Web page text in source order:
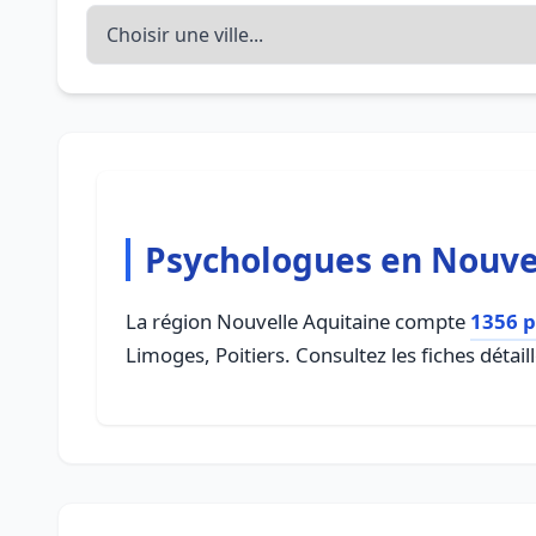
Psychologues en
La région Nouvelle Aquitaine compte 1356
Limoges, Poitiers. Consultez les fiches